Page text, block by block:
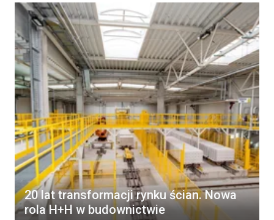
20 lat transformacji rynku ścian. Nowa
rola H+H w budownictwie